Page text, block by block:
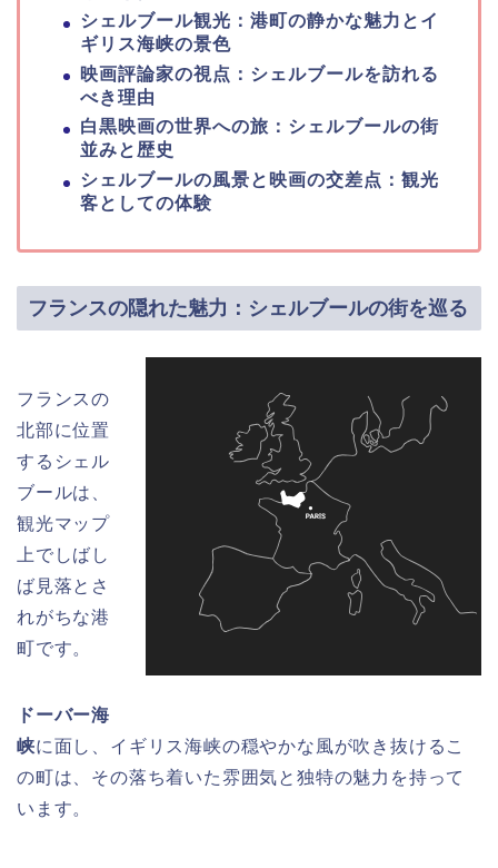
シェルブール観光：港町の静かな魅力とイ
ギリス海峡の景色
映画評論家の視点：シェルブールを訪れる
べき理由
白黒映画の世界への旅：シェルブールの街
並みと歴史
シェルブールの風景と映画の交差点：観光
客としての体験
フランスの隠れた魅力：シェルブールの街を巡る
フランスの
北部に位置
するシェル
ブールは、
観光マップ
上でしばし
ば見落とさ
れがちな港
町です。
ドーバー海
峡に面し、イギリス海峡の穏やかな風が吹き抜けるこ
の町は、その落ち着いた雰囲気と独特の魅力を持って
います。